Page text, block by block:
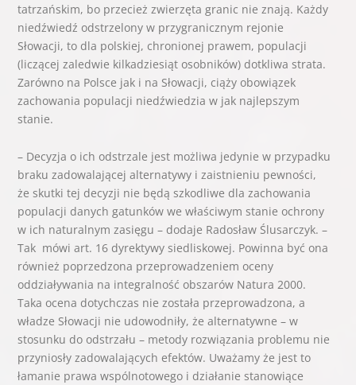
tatrzańskim, bo przecież zwierzęta granic nie znają. Każdy
niedźwiedź odstrzelony w przygranicznym rejonie
Słowacji, to dla polskiej, chronionej prawem, populacji
(liczącej zaledwie kilkadziesiąt osobników) dotkliwa strata.
Zarówno na Polsce jak i na Słowacji, ciąży obowiązek
zachowania populacji niedźwiedzia w jak najlepszym
stanie.
– Decyzja o ich odstrzale jest możliwa jedynie w przypadku
braku zadowalającej alternatywy i zaistnieniu pewności,
że skutki tej decyzji nie będą szkodliwe dla zachowania
populacji danych gatunków we właściwym stanie ochrony
w ich naturalnym zasięgu – dodaje Radosław Ślusarczyk. –
Tak mówi art. 16 dyrektywy siedliskowej. Powinna być ona
również poprzedzona przeprowadzeniem oceny
oddziaływania na integralność obszarów Natura 2000.
Taka ocena dotychczas nie została przeprowadzona, a
władze Słowacji nie udowodniły, że alternatywne – w
stosunku do odstrzału – metody rozwiązania problemu nie
przyniosły zadowalających efektów. Uważamy że jest to
łamanie prawa wspólnotowego i działanie stanowiące